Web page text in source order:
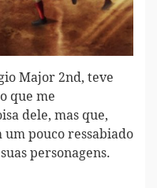
Major 2nd, teve
que me
dele, mas que,
pouco ressabiado
personagens.